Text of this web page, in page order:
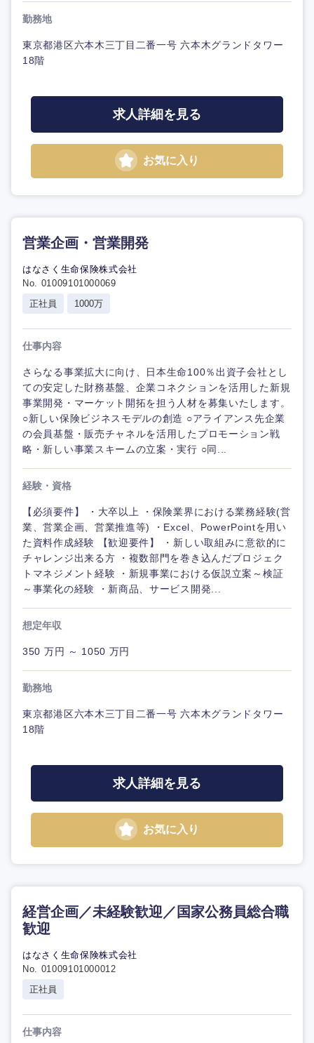
勤務地
東京都港区六本木三丁目二番一号 六本木グランドタワー
18階
求人詳細を見る
お気に入り
営業企画・営業開発
はなさく生命保険株式会社
No. 01009101000069
正社員
1000万
仕事内容
さらなる事業拡大に向け、日本生命100％出資子会社とし
ての安定した財務基盤、企業コネクションを活用した新規
事業開発・マーケット開拓を担う人材を募集いたします。
○新しい保険ビジネスモデルの創造 ○アライアンス先企業
の会員基盤・販売チャネルを活用したプロモーション戦
略・新しい事業スキームの立案・実行 ○同...
経験・資格
【必須要件】 ・大卒以上 ・保険業界における業務経験(営
業、営業企画、営業推進等) ・Excel、PowerPointを用い
た資料作成経験 【歓迎要件】 ・新しい取組みに意欲的に
チャレンジ出来る方 ・複数部門を巻き込んだプロジェク
トマネジメント経験 ・新規事業における仮説立案～検証
～事業化の経験 ・新商品、サービス開発...
想定年収
350 万円 ～ 1050 万円
勤務地
東京都港区六本木三丁目二番一号 六本木グランドタワー
18階
求人詳細を見る
お気に入り
経営企画／未経験歓迎／国家公務員総合職
歓迎
はなさく生命保険株式会社
No. 01009101000012
正社員
仕事内容